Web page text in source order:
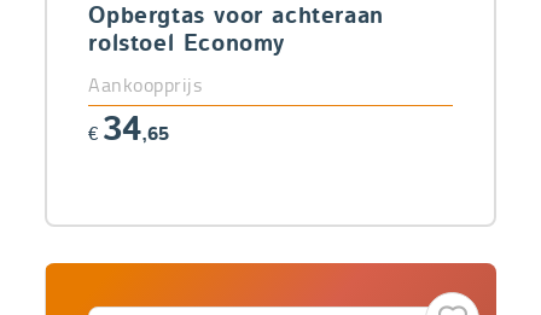
Opbergtas voor achteraan
rolstoel Economy
Aankoopprijs
€ 34,65